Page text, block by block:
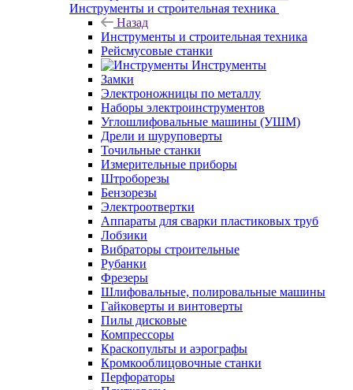
Инструменты и строительная техника
Назад
Инструменты и строительная техника
Рейсмусовые станки
Инструменты
Замки
Электроножницы по металлу
Наборы электроинструментов
Углошлифовальные машины (УШМ)
Дрели и шуруповерты
Точильные станки
Измерительные приборы
Штроборезы
Бензорезы
Электроотвертки
Аппараты для сварки пластиковых труб
Лобзики
Вибраторы строительные
Рубанки
Фрезеры
Шлифовальные, полировальные машины
Гайковерты и винтоверты
Пилы дисковые
Компрессоры
Краскопульты и аэрографы
Кромкооблицовочные станки
Перфораторы